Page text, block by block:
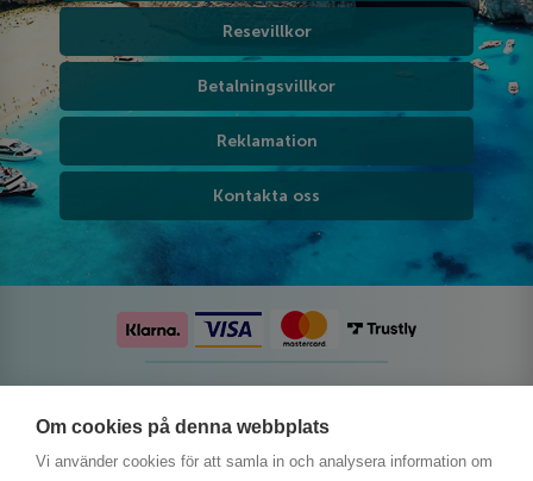
Om cookies på denna webbplats
Vi använder cookies för att samla in och analysera information om
Resevillkor
Betalningsvillkor
Reklamation
Kontakta oss